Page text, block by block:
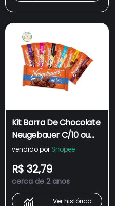
Kit Barra De Chocolate
Neugebauer C/10 ou
C/5 Unidades 90g - Ao
Branco, Amendoim
vendido por Shopee
R$ 32,79
cerca de 2 anos
Ver histórico